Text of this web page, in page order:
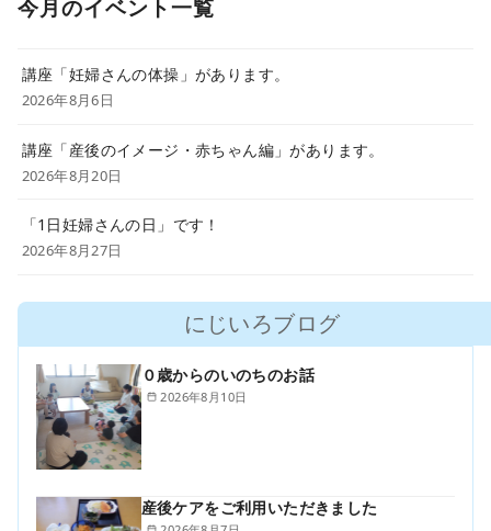
今月のイベント一覧
講座「妊婦さんの体操」があります。
2026年8月6日
講座「産後のイメージ・赤ちゃん編」があります。
2026年8月20日
「1日妊婦さんの日」です！
2026年8月27日
にじいろブログ
2026年8月10日
０歳からのいのちのお話
産後ケアをご利用いただきました